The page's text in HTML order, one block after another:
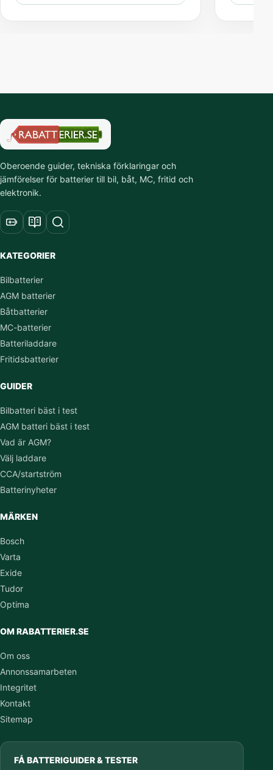
Oberoende guider, tekniska förklaringar och
jämförelser för batterier till bil, båt, MC, fritid och
elektronik.
KATEGORIER
Bilbatterier
AGM batterier
Båtbatterier
MC-batterier
Batteriladdare
Fritidsbatterier
GUIDER
Bilbatteri bäst i test
AGM batteri bäst i test
Vad är AGM?
Välj laddare
CCA/startström
Batterinyheter
MÄRKEN
Bosch
Varta
Exide
Tudor
Optima
OM RABATTERIER.SE
Om oss
Annonssamarbeten
Integritet
Kontakt
Sitemap
FÅ BATTERIGUIDER & TESTER